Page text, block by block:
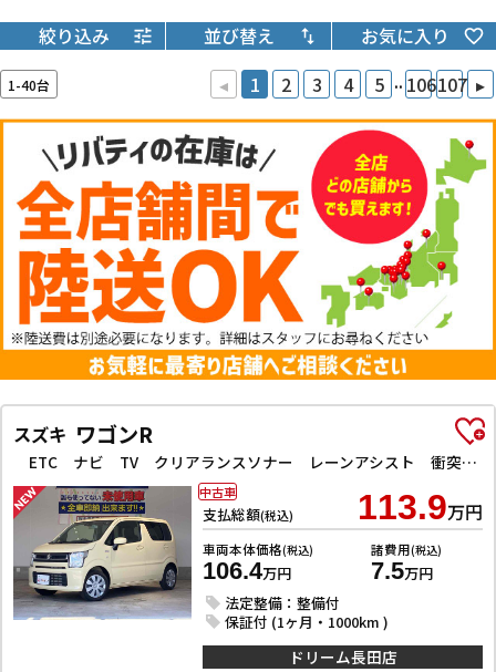
絞り込み 並び替え お気に入り
1-40台 ◂ 1 2 3 4 5 .. 106107 ▸
スズキ ワゴンR
ETC ナビ TV クリアランスソナー レーンアシスト 衝突被害軽減システム オートライト スマートキー アイドリングストップ 電動格納ミラー シートヒーター ベンチシート CVT ESC CD
支払総額(税込) 113.9万円
車両本体価格(税込)
106.4万円
諸費用(税込)
7.5万円
法定整備：整備付
保証付 (1ヶ月・1000km )
中古車
ドリーム長田店